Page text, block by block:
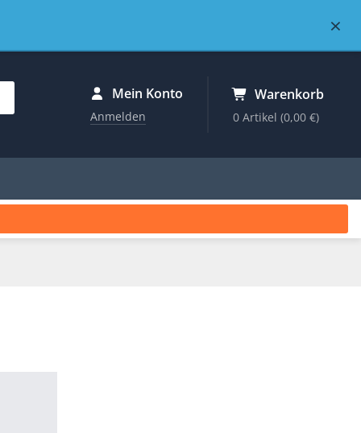
×
Mein Konto
Anmelden
Warenkorb
0 Artikel(0,00 €)